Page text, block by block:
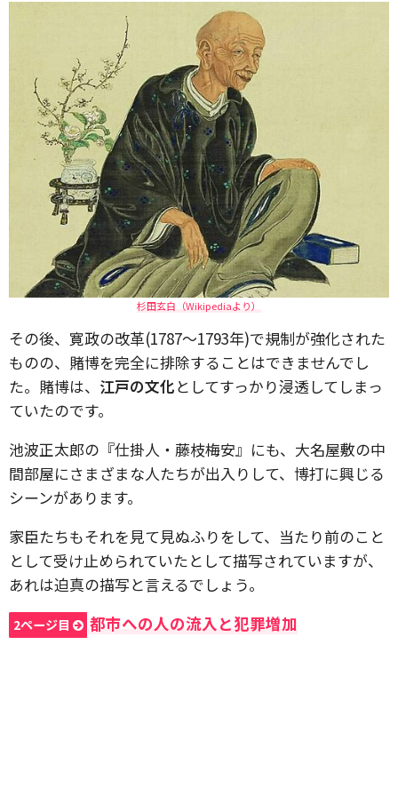
杉田玄白（Wikipediaより）
その後、寛政の改革(1787～1793年)で規制が強化された
ものの、賭博を完全に排除することはできませんでし
た。賭博は、 江戸の文化としてすっかり浸透してしまっ
ていたのです。
池波正太郎の『仕掛人・藤枝梅安』にも、大名屋敷の中
間部屋にさまざまな人たちが出入りして、博打に興じる
シーンがあります。
家臣たちもそれを見て見ぬふりをして、当たり前のこと
として受け止められていたとして描写されていますが、
あれは迫真の描写と言えるでしょう。
2ページ目 都市への人の流入と犯罪増加